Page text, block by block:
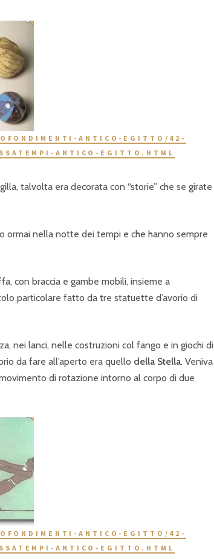
ANTICO-EGITTO/42-
ANTICO-EGITTO.HTML
talvolta era decorata con “storie” che se girate
ormai nella notte dei tempi e che hanno sempre
con braccia e gambe mobili, insieme a
particolare fatto da tre statuette d’avorio di
nei lanci, nelle costruzioni col fango e in giochi di
da fare all’aperto era quello della Stella. Veniva
di rotazione intorno al corpo di due
ANTICO-EGITTO/42-
ANTICO-EGITTO.HTML